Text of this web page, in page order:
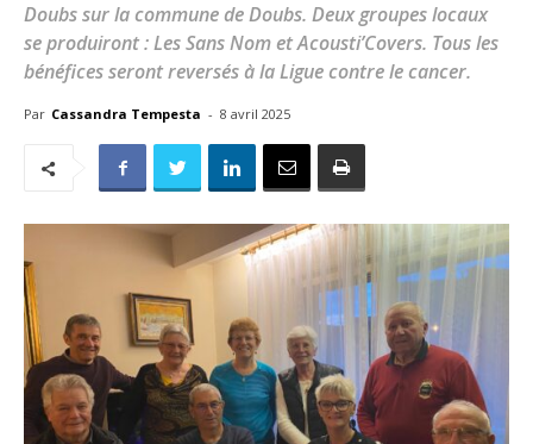
Doubs sur la commune de Doubs. Deux groupes locaux
se produiront : Les Sans Nom et Acousti’Covers. Tous les
bénéfices seront reversés à la Ligue contre le cancer.
Par Cassandra Tempesta - 8 avril 2025